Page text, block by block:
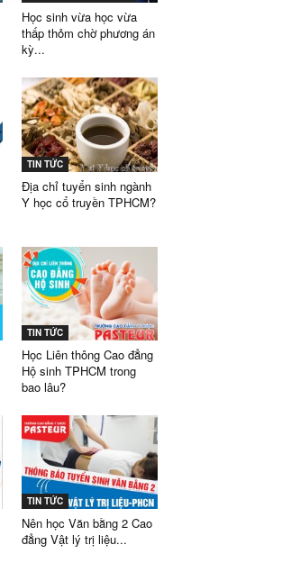
Học sinh vừa học vừa
thấp thỏm chờ phương án
kỳ...
TIN TỨC
Địa chỉ tuyển sinh ngành
Y học cổ truyền TPHCM?
TIN TỨC
Học Liên thông Cao đẳng
Hộ sinh TPHCM trong
bao lâu?
TIN TỨC
Nên học Văn bằng 2 Cao
đẳng Vật lý trị liệu...